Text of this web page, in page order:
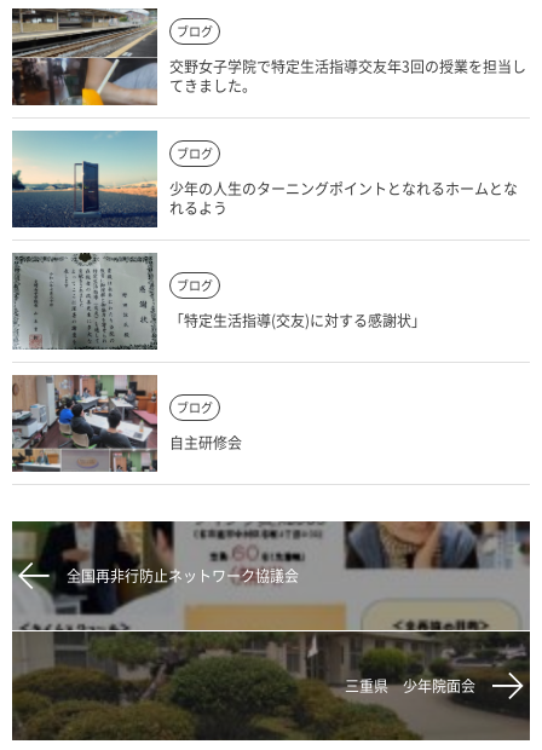
ブログ
交野女子学院で特定生活指導交友年3回の授業を担当し
てきました。
ブログ
少年の人生のターニングポイントとなれるホームとな
れるよう
ブログ
「特定生活指導(交友)に対する感謝状」
ブログ
自主研修会
全国再非行防止ネットワーク協議会
三重県 少年院面会